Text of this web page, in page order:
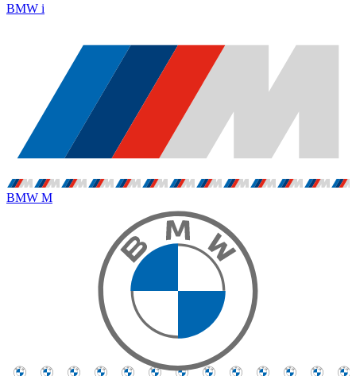
BMW i
BMW M